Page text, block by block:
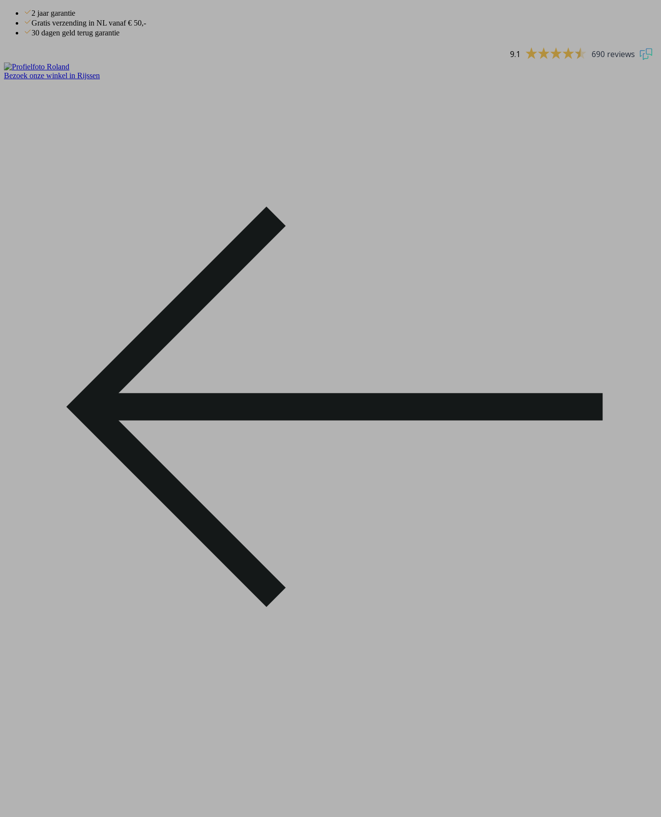
2 jaar garantie
Gratis verzending in NL vanaf € 50,-
30 dagen geld terug garantie
9.1 690 reviews
Bezoek onze winkel in Rijssen